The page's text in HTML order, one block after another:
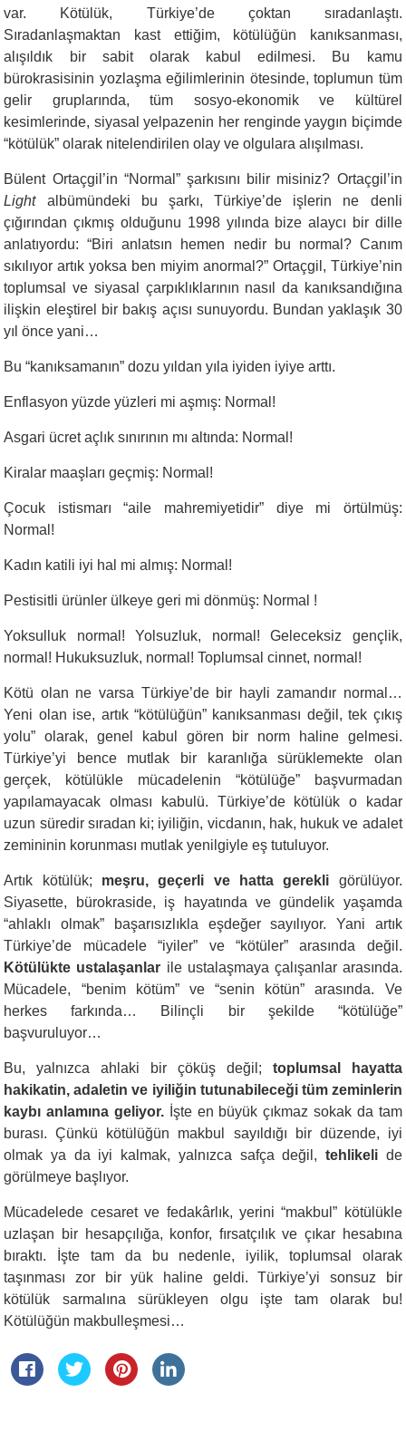
var. Kötülük, Türkiye’de çoktan sıradanlaştı.
Sıradanlaşmaktan kast ettiğim, kötülüğün kanıksanması,
alışıldık bir sabit olarak kabul edilmesi. Bu kamu
bürokrasisinin yozlaşma eğilimlerinin ötesinde, toplumun tüm
gelir gruplarında, tüm sosyo-ekonomik ve kültürel
kesimlerinde, siyasal yelpazenin her renginde yaygın biçimde
“kötülük” olarak nitelendirilen olay ve olgulara alışılması.
Bülent Ortaçgil’in “Normal” şarkısını bilir misiniz? Ortaçgil’in
Light albümündeki bu şarkı, Türkiye’de işlerin ne denli
çığırından çıkmış olduğunu 1998 yılında bize alaycı bir dille
anlatıyordu: “Biri anlatsın hemen nedir bu normal? Canım
sıkılıyor artık yoksa ben miyim anormal?” Ortaçgil, Türkiye’nin
toplumsal ve siyasal çarpıklıklarının nasıl da kanıksandığına
ilişkin eleştirel bir bakış açısı sunuyordu. Bundan yaklaşık 30
yıl önce yani…
Bu “kanıksamanın” dozu yıldan yıla iyiden iyiye arttı.
Enflasyon yüzde yüzleri mi aşmış: Normal!
Asgari ücret açlık sınırının mı altında: Normal!
Kiralar maaşları geçmiş: Normal!
Çocuk istismarı “aile mahremiyetidir” diye mi örtülmüş:
Normal!
Kadın katili iyi hal mi almış: Normal!
Pestisitli ürünler ülkeye geri mi dönmüş: Normal !
Yoksulluk normal! Yolsuzluk, normal! Geleceksiz gençlik,
normal! Hukuksuzluk, normal! Toplumsal cinnet, normal!
Kötü olan ne varsa Türkiye’de bir hayli zamandır normal…
Yeni olan ise, artık “kötülüğün” kanıksanması değil, tek çıkış
yolu” olarak, genel kabul gören bir norm haline gelmesi.
Türkiye’yi bence mutlak bir karanlığa sürüklemekte olan
gerçek, kötülükle mücadelenin “kötülüğe” başvurmadan
yapılamayacak olması kabulü. Türkiye’de kötülük o kadar
uzun süredir sıradan ki; iyiliğin, vicdanın, hak, hukuk ve adalet
zemininin korunması mutlak yenilgiyle eş tutuluyor.
Artık kötülük; meşru, geçerli ve hatta gerekli görülüyor.
Siyasette, bürokraside, iş hayatında ve gündelik yaşamda
“ahlaklı olmak” başarısızlıkla eşdeğer sayılıyor. Yani artık
Türkiye’de mücadele “iyiler” ve “kötüler” arasında değil.
Kötülükte ustalaşanlar ile ustalaşmaya çalışanlar arasında.
Mücadele, “benim kötüm” ve “senin kötün” arasında. Ve
herkes farkında… Bilinçli bir şekilde “kötülüğe”
başvuruluyor…
Bu, yalnızca ahlaki bir çöküş değil;
toplumsal hayatta
hakikatin, adaletin ve iyiliğin tutunabileceği tüm zeminlerin
kaybı anlamına geliyor. İşte en büyük çıkmaz sokak da tam
burası. Çünkü kötülüğün makbul sayıldığı bir düzende, iyi
olmak ya da iyi kalmak, yalnızca safça değil, tehlikeli de
görülmeye başlıyor.
Mücadelede cesaret ve fedakârlık, yerini “makbul” kötülükle
uzlaşan bir hesapçılığa, konfor, fırsatçılık ve çıkar hesabına
bıraktı. İşte tam da bu nedenle, iyilik, toplumsal olarak
taşınması zor bir yük haline geldi. Türkiye’yi sonsuz bir
kötülük sarmalına sürükleyen olgu işte tam olarak bu!
Kötülüğün makbulleşmesi…